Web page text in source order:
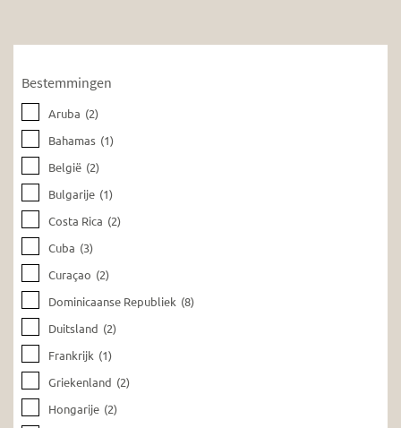
Bestemmingen
Aruba (2)
Bahamas (1)
België (2)
Bulgarije (1)
Costa Rica (2)
Cuba (3)
Curaçao (2)
Dominicaanse Republiek (8)
Duitsland (2)
Frankrijk (1)
Griekenland (2)
Hongarije (2)